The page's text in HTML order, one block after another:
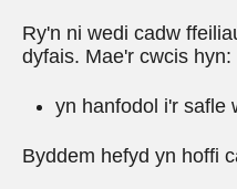
Ry'n ni wedi cadw
dyfais. Mae'r cwcis hyn:
yn hanfodol i'r safle
Byddem hefyd yn hoffi